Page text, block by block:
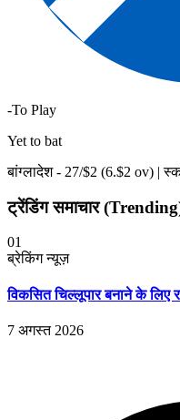
-To Play
Yet to bat
बांग्लादेश - 27/$2 (6.$2 ov) |
ट्रेंडिंग समाचार
01
ब्रेकिंग न्यूज़
विकसित चिल्लूपार बनाने के लिए
7 अगस्त 2026